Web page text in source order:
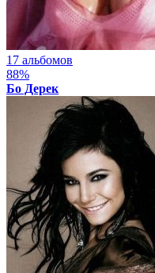
17 альбомов
88%
Бо Дерек